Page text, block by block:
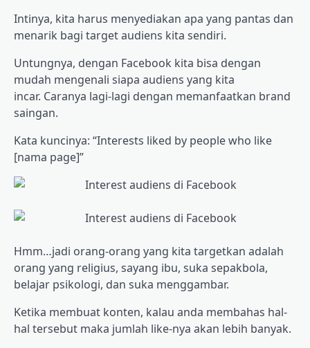
Intinya, kita harus menyediakan apa yang pantas dan
menarik bagi target audiens kita sendiri.
Untungnya, dengan Facebook kita bisa dengan
mudah mengenali siapa audiens yang kita
incar. Caranya lagi-lagi dengan memanfaatkan brand
saingan.
Kata kuncinya: “Interests liked by people who like
[nama page]”
Hmm…jadi orang-orang yang kita targetkan adalah
orang yang religius, sayang ibu, suka sepakbola,
belajar psikologi, dan suka menggambar.
Ketika membuat konten, kalau anda membahas hal-
hal tersebut maka jumlah like-nya akan lebih banyak.